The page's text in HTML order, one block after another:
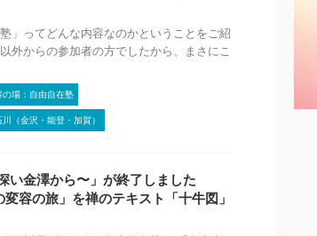
」ってどんな内容なのかということをご紹
外からの参加者の方でしたから、まさにこ
の場：自由自在塾
（金沢・能登・加賀）
い金澤から〜」が終了しました
容の旅」を禅のテキスト「十牛図」